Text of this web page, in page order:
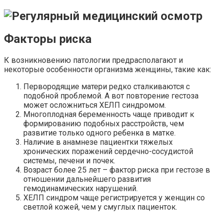
Факторы риска
К возникновению патологии предрасполагают и
некоторые особенности организма женщины, такие как:
Первородящие матери редко сталкиваются с
подобной проблемой. А вот повторение гестоза
может осложниться ХЕЛП синдромом.
Многоплодная беременность чаще приводит к
формированию подобных расстройств, чем
развитие только одного ребенка в матке.
Наличие в анамнезе пациентки тяжелых
хронических поражений сердечно-сосудистой
системы, печени и почек.
Возраст более 25 лет – фактор риска при гестозе в
отношении дальнейшего развития
гемодинамических нарушений.
ХЕЛП синдром чаще регистрируется у женщин со
светлой кожей, чем у смуглых пациенток.